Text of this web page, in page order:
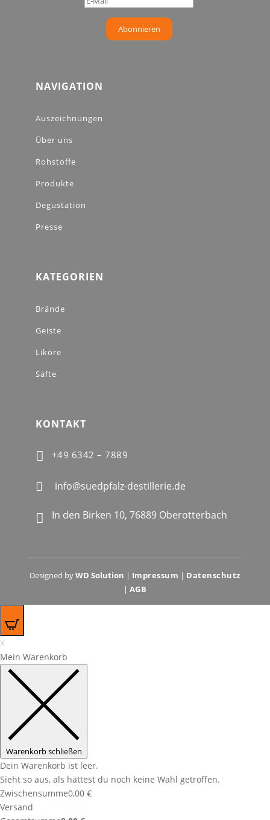
Abonnieren
NAVIGATION
Auszeichnungen
Über uns
Rohstoffe
Produkte
Degustation
Presse
KATEGORIEN
Brände
Geiste
Liköre
Säfte
KONTAKT
 +49 6342 – 7889
 info@suedpfalz-destillerie.de
 In den Birken 10, 76889 Oberotterbach
Designed byWD Solution | Impressum | Datenschutz
| AGB
X
Mein Warenkorb
Warenkorb schließen
Dein Warenkorb ist leer.
Sieht so aus, als hättest du noch keine Wahl getroffen.
Zwischensumme0,00 €
Versand